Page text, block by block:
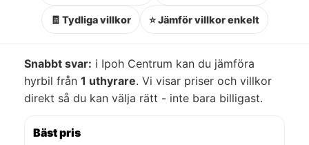
🧾 Tydliga villkor ⭐ Jämför villkor enkelt
Snabbt svar: i Ipoh Centrum kan du jämföra
hyrbil från 1 uthyrare. Vi visar priser och villkor
direkt så du kan välja rätt - inte bara billigast.
Bäst pris